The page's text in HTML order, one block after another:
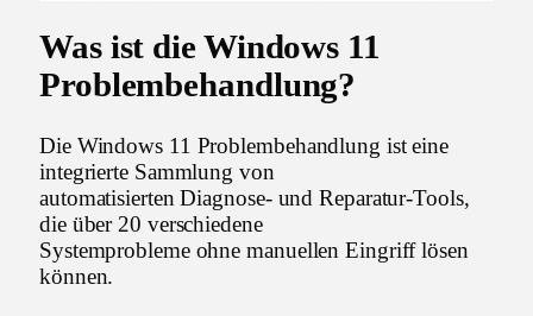
Was ist die Windows 11
Problembehandlung?
Die Windows 11 Problembehandlung ist eine
integrierte Sammlung von
automatisierten Diagnose- und Reparatur-Tools,
die über 20 verschiedene
Systemprobleme ohne manuellen Eingriff lösen
können.